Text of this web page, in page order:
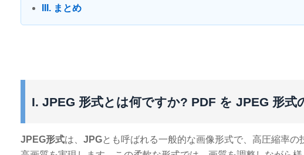
III. まとめ
I. JPEG 形式とは何ですか? PDF を JPEG 形式
JPEG形式は、 JPGとも呼ばれる一般的な画像形式で、高圧縮率の